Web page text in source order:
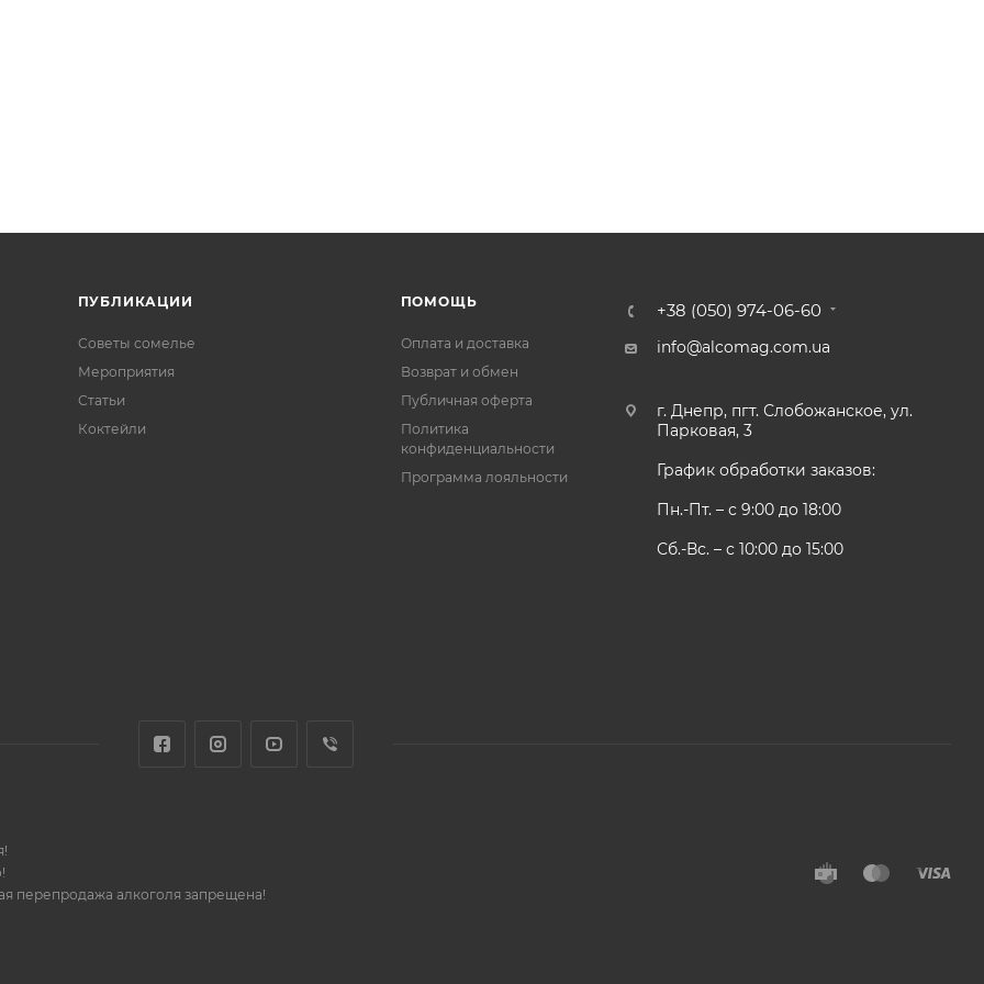
ПУБЛИКАЦИИ
Советы сомелье
Мероприятия
Статьи
Коктейли
ПОМОЩЬ
Оплата и доставка
Возврат и обмен
Публичная оферта
Политика
конфиденциальности
Программа лояльности
+38 (050) 974-06-60
info@alcomag.com.ua
г. Днепр, пгт. Слобожанское, ул.
Парковая, 3
График обработки заказов:
Пн.-Пт. – с 9:00 до 18:00
Сб.-Вс. – с 10:00 до 15:00
перепродажа алкоголя запрещена!